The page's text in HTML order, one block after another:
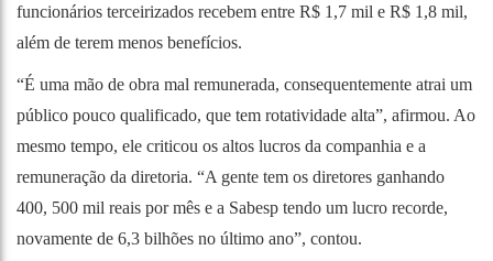
funcionários terceirizados recebem entre R$ 1,7 mil e R$ 1,8 mil,
além de terem menos benefícios.
“É uma mão de obra mal remunerada, consequentemente atrai um
público pouco qualificado, que tem rotatividade alta”, afirmou. Ao
mesmo tempo, ele criticou os altos lucros da companhia e a
remuneração da diretoria. “A gente tem os diretores ganhando
400, 500 mil reais por mês e a Sabesp tendo um lucro recorde,
novamente de 6,3 bilhões no último ano”, contou.